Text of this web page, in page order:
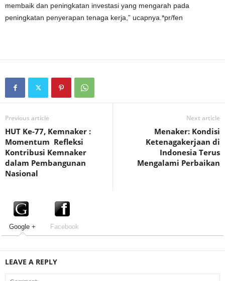
membaik dan peningkatan investasi yang mengarah pada
peningkatan penyerapan tenaga kerja,” ucapnya.*pr/fen
Previous article
HUT Ke-77, Kemnaker :
Momentum Refleksi
Kontribusi Kemnaker
dalam Pembangunan
Nasional
Next article
Menaker: Kondisi
Ketenagakerjaan di
Indonesia Terus
Mengalami Perbaikan
Google + Facebook
LEAVE A REPLY